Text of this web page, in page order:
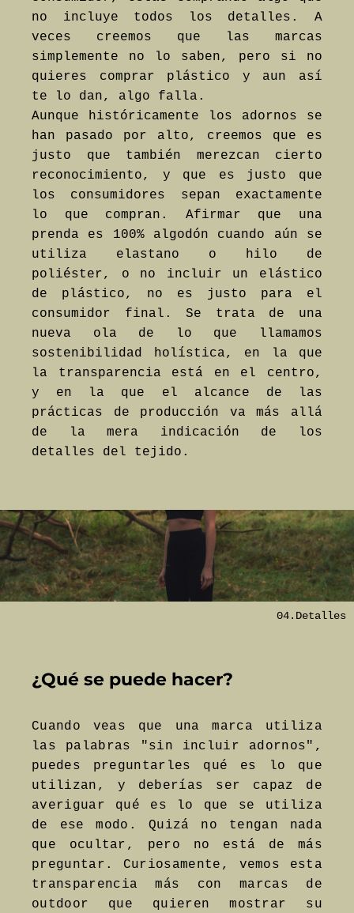
no incluye todos los detalles. A
veces creemos que las marcas
simplemente no lo saben, pero si no
quieres comprar plástico y aun así
te lo dan, algo falla.
Aunque históricamente los adornos se
han pasado por alto, creemos que es
justo que también merezcan cierto
reconocimiento, y que es justo que
los consumidores sepan exactamente
lo que compran. Afirmar que una
prenda es 100% algodón cuando aún se
utiliza elastano o hilo de
poliéster, o no incluir un elástico
de plástico, no es justo para el
consumidor final. Se trata de una
nueva ola de lo que llamamos
sostenibilidad holística, en la que
la transparencia está en el centro,
y en la que el alcance de las
prácticas de producción va más allá
de la mera indicación de los
detalles del tejido.
04.Detalles
¿Qué se puede hacer?
Cuando veas que una marca utiliza
las palabras "sin incluir adornos",
puedes preguntarles qué es lo que
utilizan, y deberías ser capaz de
averiguar qué es lo que se utiliza
de ese modo. Quizá no tengan nada
que ocultar, pero no está de más
preguntar. Curiosamente, vemos esta
transparencia más con marcas de
outdoor que quieren mostrar su